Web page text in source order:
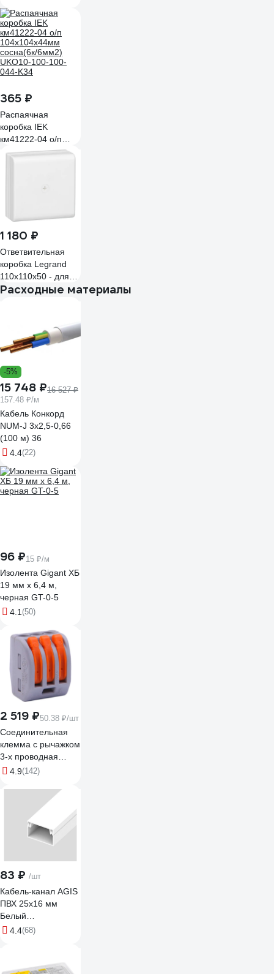
UKO10-075-075-
028-K24
365 ₽
Распаячная
коробка IEK
км41222-04 о/п
104x104x44мм
1 180 ₽
Ответвительная
коробка Legrand
110x110x50 - для
мини-плинтусов
Расходные материалы
-5%
15 748 ₽16 527 ₽
157.48 ₽/м
Кабель Конкорд
NUM-J 3х2,5-0,66
(100 м) 36
4.4(22)
96 ₽15 ₽/м
Изолента Gigant ХБ
19 мм х 6,4 м,
черная GT-0-5
4.1 (50)
2 519 ₽50.38 ₽/шт
Соединительная
клемма с рычажком
3-х проводная
WAGO, 0,08-2,5мм,
пасты, 50 шт. 2651
ЦБ-00015780
4.9(142)
83 ₽ /шт
Кабель-канал AGIS
ПВХ 25x16 мм
Белый
60.01.25.16.200
4.4(68)